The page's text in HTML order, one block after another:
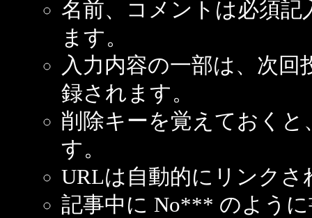
名前、コメントは必須
ます。
入力内容の一部は、次
録されます。
削除キーを覚えておく
す。
URLは自動的にリンクさ
記事中に No*** のよう